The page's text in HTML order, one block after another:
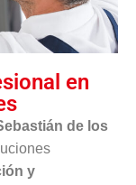
en
de los
y